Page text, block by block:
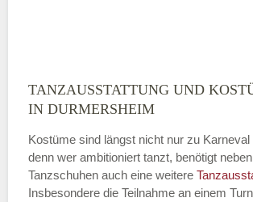
TANZAUSSTATTUNG UND
IN DURMERSHEIM
Kostüme sind längst nicht nur zu Karneval
denn wer ambitioniert tanzt, benötigt
Tanzschuhen auch eine weitere
Insbesondere die Teilnahme an einem